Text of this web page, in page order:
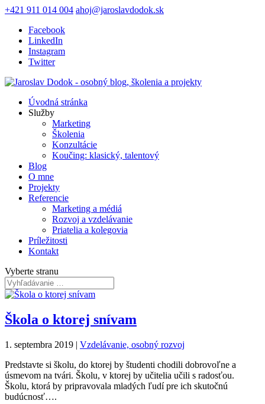
+421 911 014 004 ahoj@jaroslavdodok.sk
Facebook
LinkedIn
Instagram
Twitter
Úvodná stránka
Služby
Marketing
Školenia
Konzultácie
Koučing: klasický, talentový
Blog
O mne
Projekty
Referencie
Marketing a médiá
Rozvoj a vzdelávanie
Priatelia a kolegovia
Príležitosti
Kontakt
Vyberte stranu
Škola o ktorej snívam
1. septembra 2019 | Vzdelávanie, osobný rozvoj
Predstavte si školu, do ktorej by študenti chodili dobrovoľne a
úsmevom na tvári. Školu, v ktorej by učitelia učili s radosťou.
Školu, ktorá by pripravovala mladých ľudí pre ich skutočnú
budúcnosť….